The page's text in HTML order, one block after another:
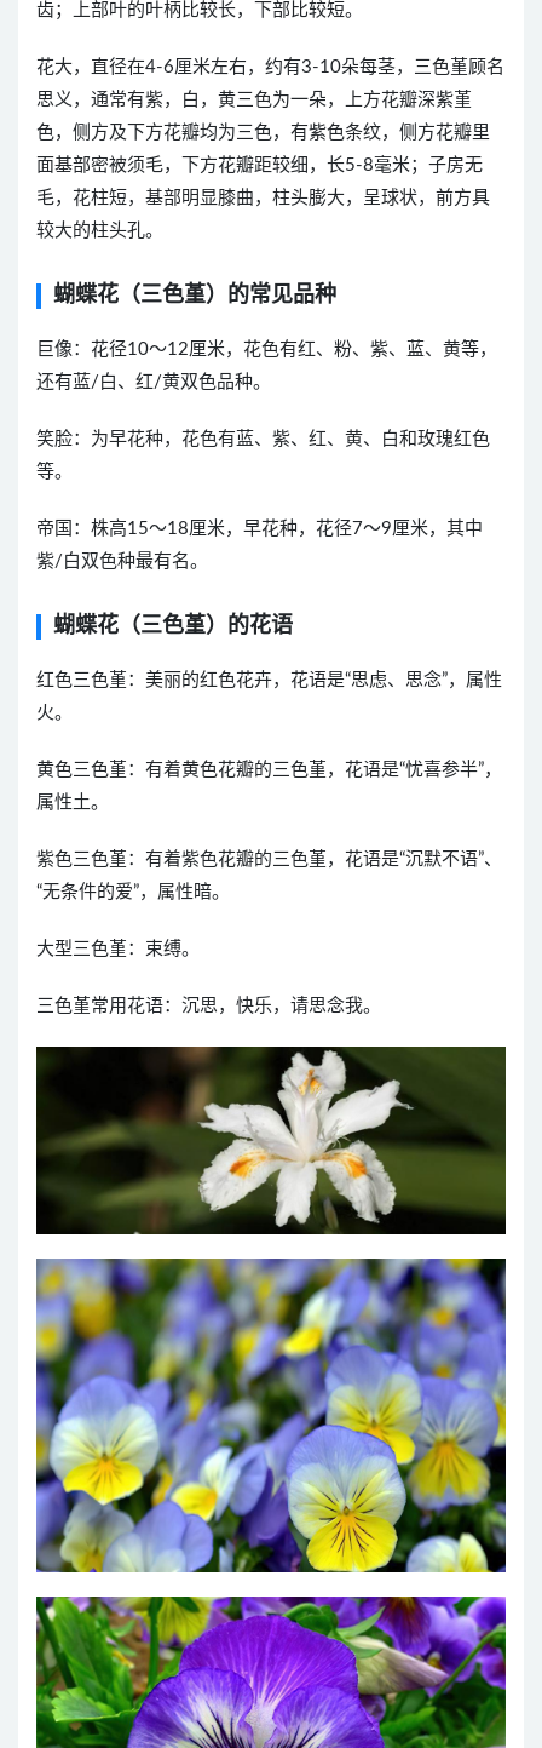
齿；上部叶的叶柄比较长，下部比较短。
花大，直径在4-6厘米左右，约有3-10朵每茎，三色堇顾名
思义，通常有紫，白，黄三色为一朵，上方花瓣深紫堇
色，侧方及下方花瓣均为三色，有紫色条纹，侧方花瓣里
面基部密被须毛，下方花瓣距较细，长5-8毫米；子房无
毛，花柱短，基部明显膝曲，柱头膨大，呈球状，前方具
较大的柱头孔。
蝴蝶花（三色堇）的常见品种
巨像：花径10～12厘米，花色有红、粉、紫、蓝、黄等，
还有蓝/白、红/黄双色品种。
笑脸：为早花种，花色有蓝、紫、红、黄、白和玫瑰红色
等。
帝国：株高15～18厘米，早花种，花径7～9厘米，其中
紫/白双色种最有名。
蝴蝶花（三色堇）的花语
红色三色堇：美丽的红色花卉，花语是“思虑、思念”，属性
火。
黄色三色堇：有着黄色花瓣的三色堇，花语是“忧喜参半”，
属性土。
紫色三色堇：有着紫色花瓣的三色堇，花语是“沉默不语”、
“无条件的爱”，属性暗。
大型三色堇：束缚。
三色堇常用花语：沉思，快乐，请思念我。